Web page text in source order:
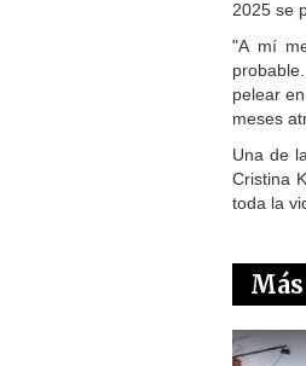
2025 se
"A mí
pelear
meses
Una de
Cristina
toda la